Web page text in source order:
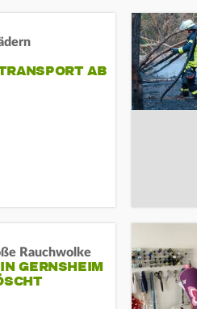
AB
Rauchwolke
GERNSHEIM E